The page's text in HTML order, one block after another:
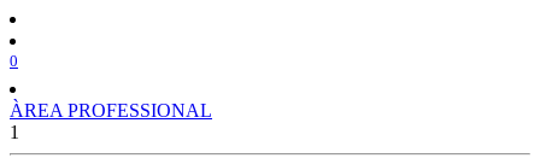
0
ÀREA PROFESSIONAL
1